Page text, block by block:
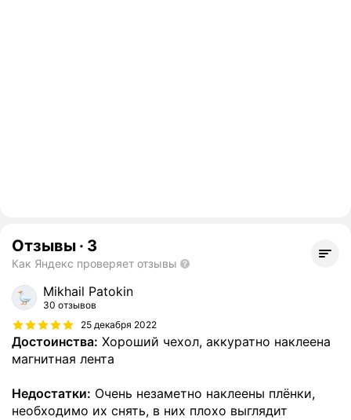
Отзывы · 3
Как Яндекс проверяет отзывы
Mikhail Patokin
30 отзывов
25 декабря 2022
Достоинства: Хороший чехол, аккуратно наклеена
магнитная лента
Недостатки: Очень незаметно наклеены плёнки,
необходимо их снять, в них плохо выглядит